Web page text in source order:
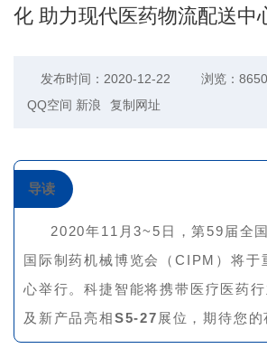
化 助力现代医药物流配送中
发布时间：2020-12-22 浏览：
QQ空间 新浪 复制网址
导读
2020年11月3~5日，第59届全
国际制药机械博览会（CIPM）将于
心举行。科捷智能将携带医疗医药
及新产品亮相S5-27 展位，期待您的